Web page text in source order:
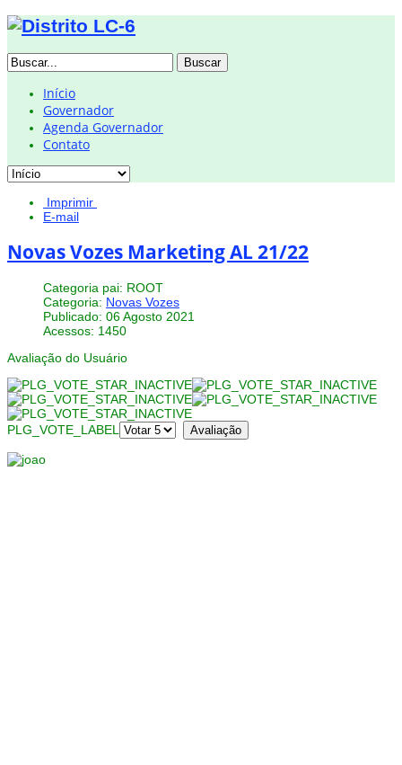
Buscar
Início
Governador
Agenda Governador
Contato
Imprimir
E-mail
Novas Vozes Marketing AL 21/22
Categoria pai: ROOT
Categoria: Novas Vozes
Publicado: 06 Agosto 2021
Acessos: 1450
Avaliação do Usuário
PLG_VOTE_LABEL